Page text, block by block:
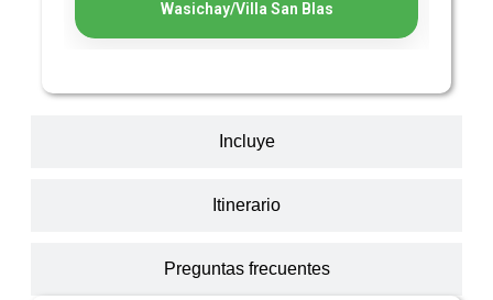
Incluye
Itinerario
Preguntas frecuentes
Wasichay/Villa San Blas